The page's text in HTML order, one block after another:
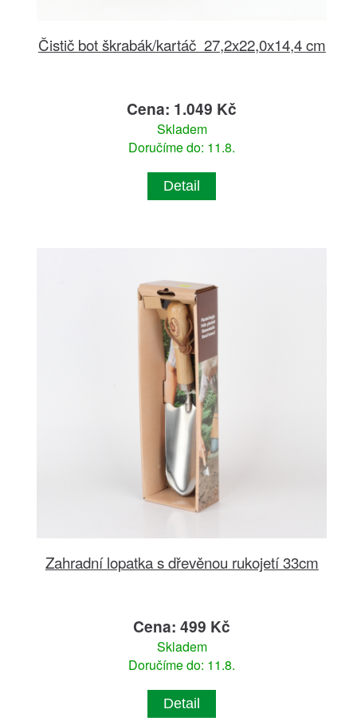
Čistič bot škrabák/kartáč 27,2x22,0x14,4 cm
Cena: 1.049 Kč
Skladem
Doručíme do: 11.8.
Detail
Zahradní lopatka s dřevěnou rukojetí 33cm
Cena: 499 Kč
Skladem
Doručíme do: 11.8.
Detail